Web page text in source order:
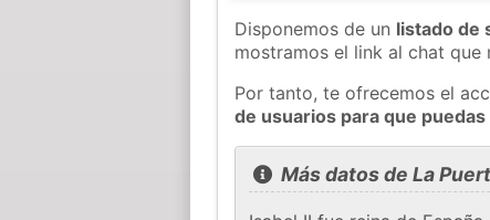
Disponemos de un listado de
mostramos el link al chat que
Por tanto, te ofrecemos el
de usuarios para que
Más datos de La